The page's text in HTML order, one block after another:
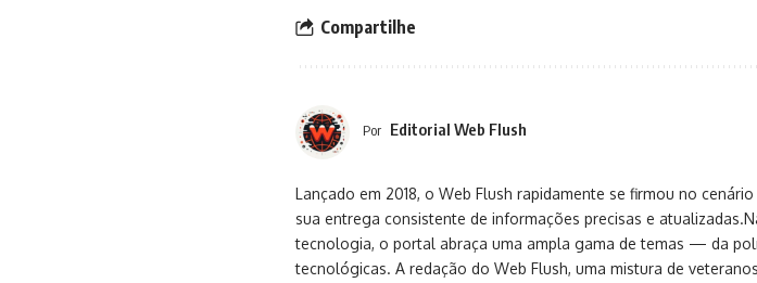
Compartilhe
Por Editorial Web Flush
Lançado em 2018, o Web Flush rapidamente se firmou no
sua entrega consistente de informações precisas e
tecnologia, o portal abraça uma ampla gama de temas — da
tecnológicas. A redação do Web Flush, uma mistura de